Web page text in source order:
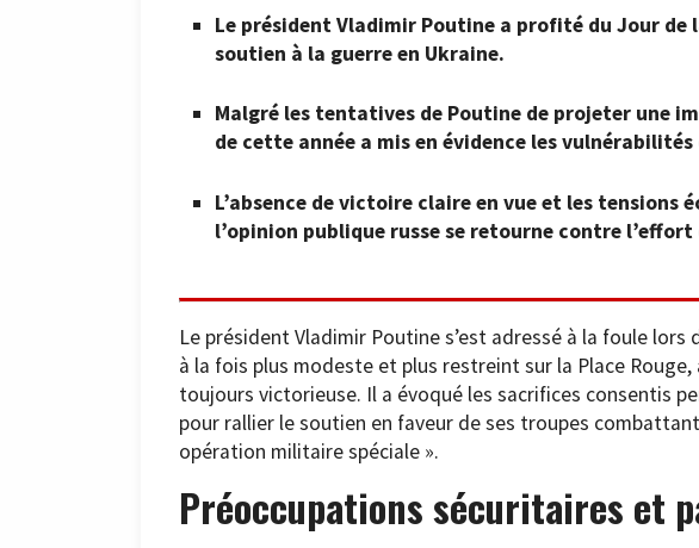
Le président Vladimir Poutine a profité du Jour
soutien à la guerre en Ukraine.
Malgré les tentatives de Poutine de projeter une
de cette année a mis en évidence les
L’absence de victoire claire en vue et les tensions
l’opinion publique russe se retourne contre l’effort
Le président Vladimir Poutine s’est adressé à la foule lors
à la fois plus modeste et plus restreint sur la Place
toujours victorieuse. Il a évoqué les sacrifices consentis
pour rallier le soutien en faveur de ses troupes
opération militaire spéciale ».
Préoccupations sécuritaires et